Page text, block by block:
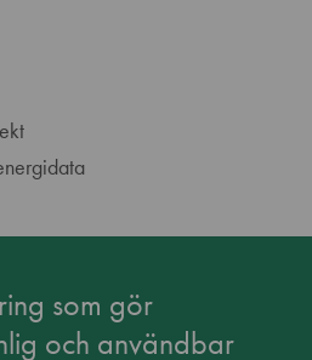
som gör
och användbar